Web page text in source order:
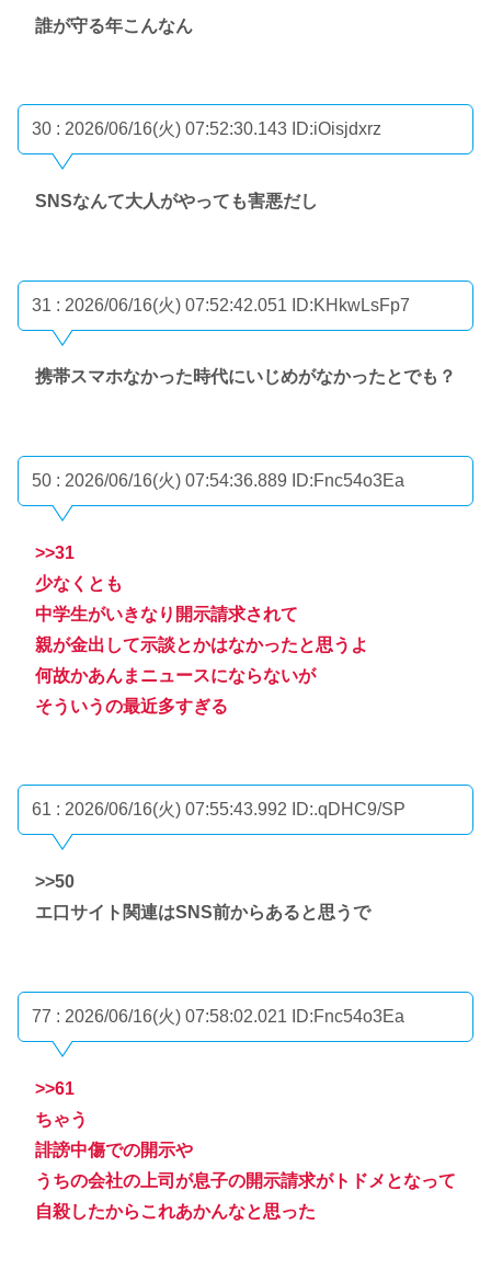
誰が守る年こんなん
30 : 2026/06/16(火) 07:52:30.143 ID:iOisjdxrz
SNSなんて大人がやっても害悪だし
31 : 2026/06/16(火) 07:52:42.051 ID:KHkwLsFp7
携帯スマホなかった時代にいじめがなかったとでも？
50 : 2026/06/16(火) 07:54:36.889 ID:Fnc54o3Ea
>>31
少なくとも
中学生がいきなり開示請求されて
親が金出して示談とかはなかったと思うよ
何故かあんまニュースにならないが
そういうの最近多すぎる
61 : 2026/06/16(火) 07:55:43.992 ID:.qDHC9/SP
>>50
エ口サイト関連はSNS前からあると思うで
77 : 2026/06/16(火) 07:58:02.021 ID:Fnc54o3Ea
>>61
ちゃう
誹謗中傷での開示や
うちの会社の上司が息子の開示請求がトドメとなって
自殺したからこれあかんなと思った